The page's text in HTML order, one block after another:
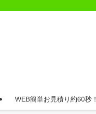
WEB簡単お見積り約60秒！